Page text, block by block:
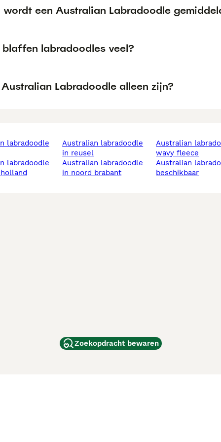
wordt een Australian Labradoodle
blaffen labradoodles veel?
Australian Labradoodle alleen zijn?
australian labradoodle
in reusel
australian labradoodle
in noord brabant
australian labradoodle
wavy fleece
australian labradoodle
beschikbaar
Zoekopdracht bewaren